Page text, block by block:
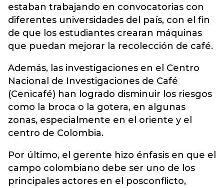
estaban trabajando en convocatorias con
diferentes universidades del país, con el fin
de que los estudiantes crearan máquinas
que puedan mejorar la recolección de café.
Además, las investigaciones en el Centro
Nacional de Investigaciones de Café
(Cenicafé) han logrado disminuir los riesgos
como la broca o la gotera, en algunas
zonas, especialmente en el oriente y el
centro de Colombia.
Por último, el gerente hizo énfasis en que el
campo colombiano debe ser uno de los
principales actores en el posconflicto,